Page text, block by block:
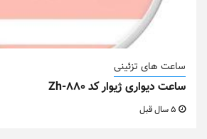
ساعت های تزئینی
ساعت دیواری ژیوار کد Zh-880